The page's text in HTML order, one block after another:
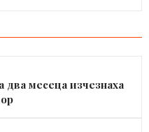
месеца изчезнаха